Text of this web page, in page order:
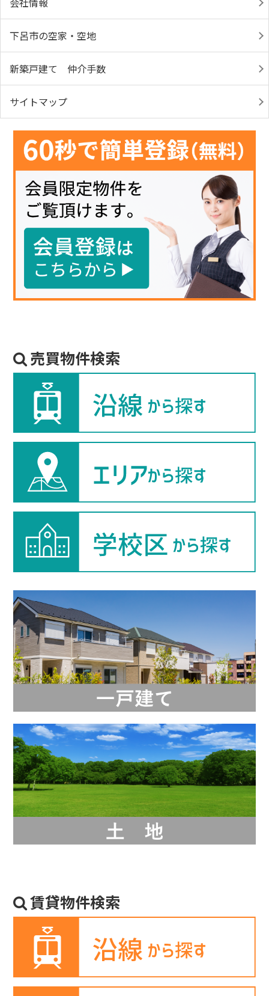
下呂市の空家・空地
新築戸建て 仲介手数
サイトマップ
売買物件検索
賃貸物件検索